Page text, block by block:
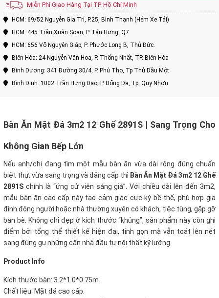
Miễn Phí Giao Hàng Tại TP. Hồ Chí Minh
HCM: 69/52 Nguyễn Gia Trí, P.25, Bình Thạnh (Hẻm Xe Tải)
HCM: 445 Trần Xuân Soạn, P. Tân Hưng, Q7
HCM: 656 Võ Nguyên Giáp, P. Phước Long B, Thủ Đức.
Biên Hòa: 24 Nguyễn Văn Hoa, P. Thống Nhất, TP. Biên Hòa
Bình Dương: 341 Đường 30/4, P. Phú Thọ, Tp Thủ Dầu Một
Bình Định: 1002 Trần Hưng Đạo, P. Đống Đa, Tp. Quy Nhơn
Bàn Ăn Mặt Đá 3m2 12 Ghế 2891S | Sang Trọng Cho
Không Gian Bếp Lớn
Nếu anh/chị đang tìm một mẫu bàn ăn vừa dài rộng đúng chuẩn
biệt thự, vừa sang trọng và đăng cấp thì Bàn Ăn Mặt Đá 3m2 12 Ghế
2891S chính là “ứng cử viên sáng giá”. Với chiều dài lên đến 3m2,
mẫu bàn ăn cao cấp này tạo cảm giác cực kỳ bề thế, phù hợp gia
đình đông người hoặc nhà thường xuyên có khách, tiệc tùng, gặp gỡ
bạn bè. Không chỉ đẹp ở kích thước “khủng”, sản phẩm này còn ghi
điểm bởi tổng thể thiết kế hiện đại, tinh gọn mà vẫn toát lên nét
sang đúng gu những căn nhà đầu tư nội thất kỹ lưỡng.
Product Info
Kích thước bàn: 3.2*1.0*0.75m
Chất liệu: Mặt đá cao cấp.